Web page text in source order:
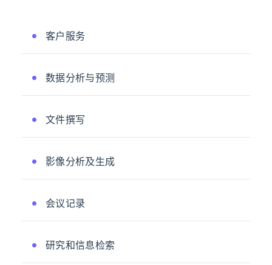
客户服务
数据分析与预测
文件撰写
影像分析及生成
会议记录
研究和信息检索